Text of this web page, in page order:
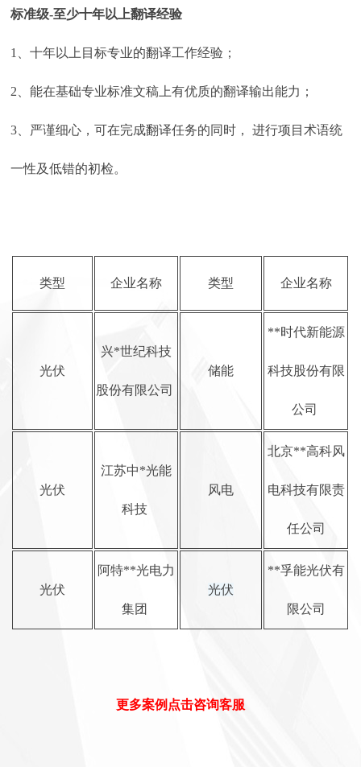
标准级-至少十年以上翻译经验
1、十年以上目标专业的翻译工作经验；
2、能在基础专业标准文稿上有优质的翻译输出能力；
3、严谨细心，可在完成翻译任务的同时， 进行项目术语统
一性及低错的初检。
类型 企业名称 类型 企业名称
光伏
兴*世纪科技
股份有限公司
储能
**时代新能源
科技股份有限
公司
光伏
江苏中*光能
科技
风电
北京**高科风
电科技有限责
任公司
光伏
阿特**光电力
集团
光伏
**孚能光伏有
限公司
更多案例点击咨询客服